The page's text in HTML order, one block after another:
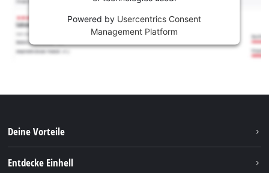
Powered by Usercentrics Consent
Management Platform
Deine Vorteile
Entdecke Einhell